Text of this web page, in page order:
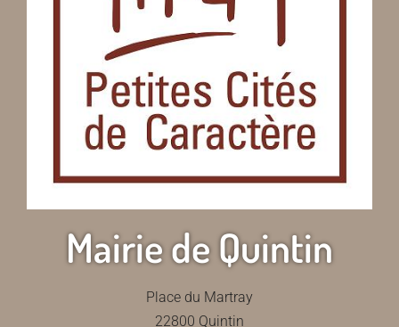
Mairie de Quintin
Place du Martray
22800 Quintin